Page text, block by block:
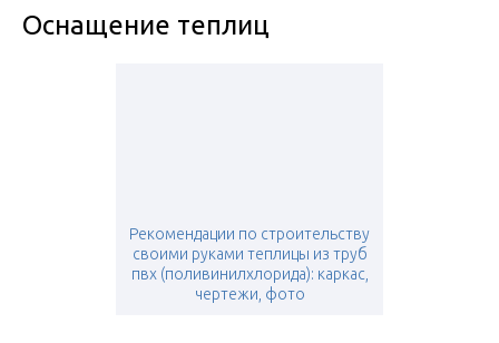
Оснащение теплиц
Рекомендации по строительству
своими руками теплицы из труб
пвх (поливинилхлорида): каркас,
чертежи, фото